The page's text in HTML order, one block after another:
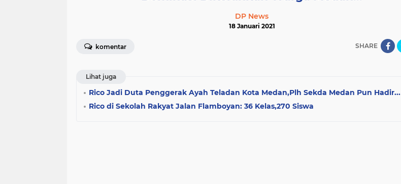
DP News
18 Januari 2021
komentar SHARE
Lihat juga
Rico Jadi Duta Penggerak Ayah Teladan Kota Medan,Plh Sekda Medan Pun Hadir...
Rico di Sekolah Rakyat Jalan Flamboyan: 36 Kelas,270 Siswa